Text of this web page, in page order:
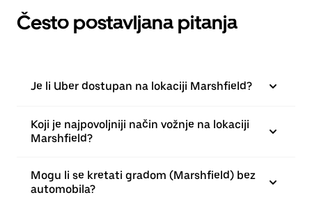
Često postavljana pitanja
Je li Uber dostupan na lokaciji Marshfield?
Koji je najpovoljniji način vožnje na lokaciji
Marshfield?
Mogu li se kretati gradom (Marshfield) bez
automobila?